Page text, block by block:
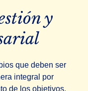
y
que deben ser
integral por
de los objetivos.